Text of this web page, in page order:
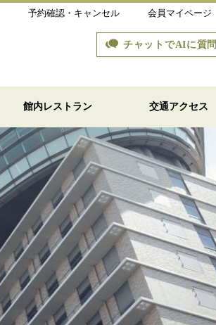
予約確認・キャンセル 会員マイページ
チャットでAIに質問
館内レストラン 交通アクセス